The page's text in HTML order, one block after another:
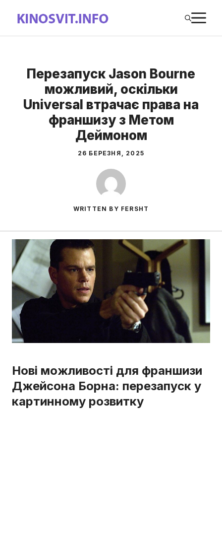
вмісту
Перезапуск Jason Bourne
можливий, оскільки
Universal втрачає права на
франшизу з Метом
Деймоном
26 БЕРЕЗНЯ, 2025
WRITTEN BY FERSHT
Нові можливості для франшизи
Джейсона Борна: перезапуск у
картинному розвитку